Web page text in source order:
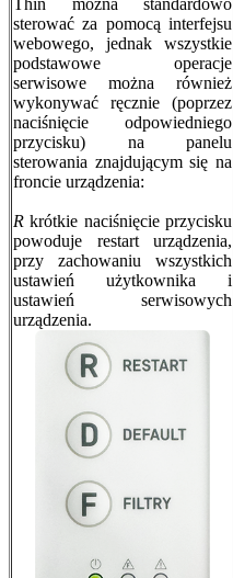
Thin można standardowo
sterować za pomocą interfejsu
webowego, jednak wszystkie
podstawowe operacje
serwisowe można również
wykonywać ręcznie (poprzez
naciśnięcie odpowiedniego
przycisku) na panelu
sterowania znajdującym się na
froncie urządzenia:
R krótkie naciśnięcie przycisku
powoduje restart urządzenia,
przy zachowaniu wszystkich
ustawień użytkownika i
ustawień serwisowych
urządzenia.